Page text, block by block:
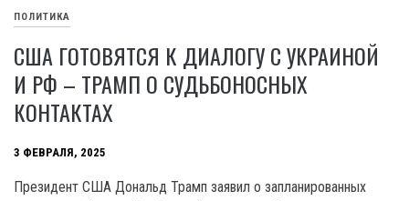
ПОЛИТИКА
США ГОТОВЯТСЯ К ДИАЛОГУ С УКРАИНОЙ
И РФ – ТРАМП О СУДЬБОНОСНЫХ
КОНТАКТАХ
3 ФЕВРАЛЯ, 2025
Президент США Дональд Трамп заявил о запланированных